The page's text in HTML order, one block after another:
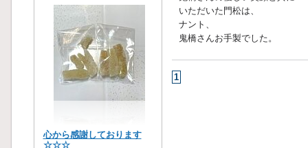
いただいた門松は、
ナント、
鬼橋さんお手製でした。
1